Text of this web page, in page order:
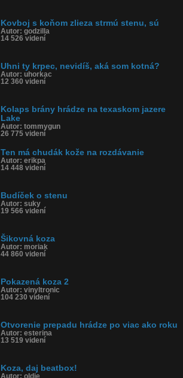
Kovboj s koňom zlieza strmú stenu, sú
Autor: godzilla
14 526 videní
Uhni ty krpec, nevidíš, aká som kotná?
Autor: uhorkac
12 360 videní
Kolaps brány hrádze na texaskom jazere
Lake
Autor: tommygun
26 775 videní
Ten má chudák kože na rozdávanie
Autor: erikpa
14 448 videní
Budíček o stenu
Autor: suky
19 566 videní
Šikovná koza
Autor: moriak
44 860 videní
Pokazená koza 2
Autor: vinyltronic
104 230 videní
Otvorenie prepadu hrádze po viac ako roku
Autor: esterina
13 519 videní
Koza, daj beatbox!
Autor: oldie